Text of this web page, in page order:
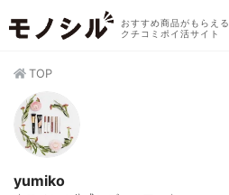
おすすめ商品がもらえる
クチコミポイ活サイト
TOP
yumiko